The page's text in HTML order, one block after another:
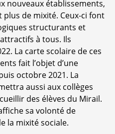
nouveaux établissements,
de mixité. Ceux-ci font
structurants et
à tous. Ils
La carte scolaire de ces
fait l’objet d’une
octobre 2021. La
aussi aux collèges
des élèves du Mirail.
sa volonté de
la mixité sociale.